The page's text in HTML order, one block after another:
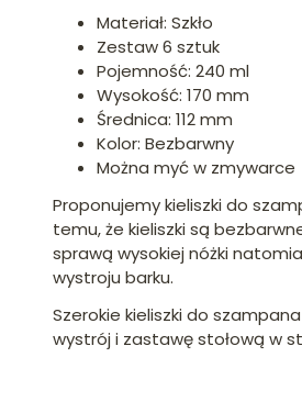
Materiał: Szkło
Zestaw 6 sztuk
Pojemność: 240 ml
Wysokość: 170 mm
Średnica: 112 mm
Kolor: Bezbarwny
Można myć w zmywarce
Proponujemy kieliszki do
temu, że kieliszki są
sprawą wysokiej nóżki
wystroju barku.
Szerokie kieliszki do
wystrój i zastawę stołową w